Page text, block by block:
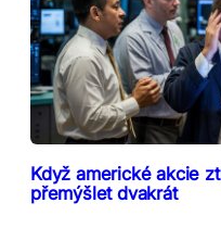
Když americké akcie
přemýšlet dvakrát